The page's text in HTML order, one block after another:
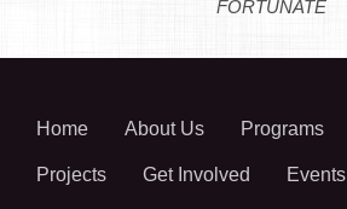
FORTUNATE
Home About Us Programs
Projects Get Involved Events